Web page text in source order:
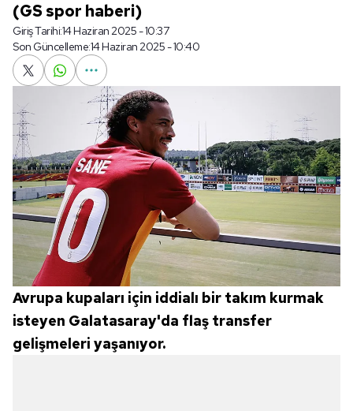
(GS spor haberi)
Giriş Tarihi:14 Haziran 2025 - 10:37
Son Güncelleme:14 Haziran 2025 - 10:40
Avrupa kupaları için iddialı bir takım kurmak
isteyen Galatasaray'da flaş transfer
gelişmeleri yaşanıyor.